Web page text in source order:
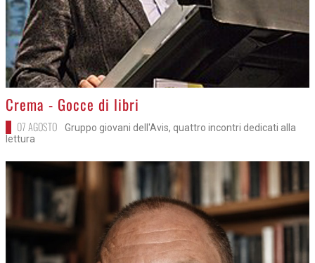
>
Crema - Gocce di libri
07 AGOSTO
Gruppo giovani dell'Avis, quattro incontri dedicati alla
lettura